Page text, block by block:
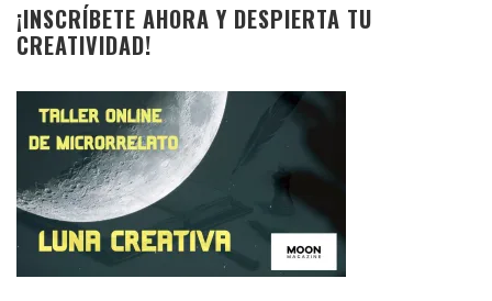
¡INSCRÍBETE AHORA Y DESPIERTA TU
CREATIVIDAD!